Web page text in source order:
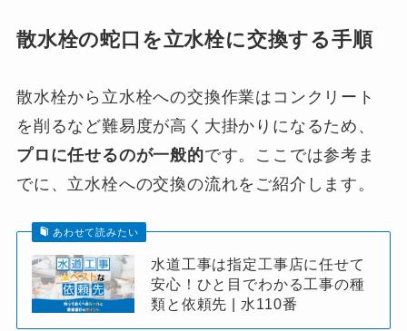
散水栓の蛇口を立水栓に交換する手順
散水栓から立水栓への交換作業はコンクリート
を削るなど難易度が高く大掛かりになるため、
プロに任せるのが一般的です。ここでは参考ま
でに、立水栓への交換の流れをご紹介します。
あわせて読みたい
水道工事は指定工事店に任せて
安心！ひと目でわかる工事の種
類と依頼先 | 水110番